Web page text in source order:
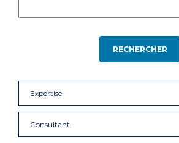
RECHERCHER
Expertise
Consultant